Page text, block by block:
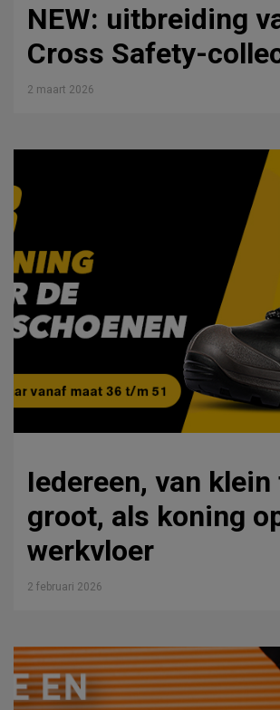
NEW: uitbreiding
Cross Safety-
2 maart 2026
Iedereen, van
groot, als koning
werkvloer
2 februari 2026